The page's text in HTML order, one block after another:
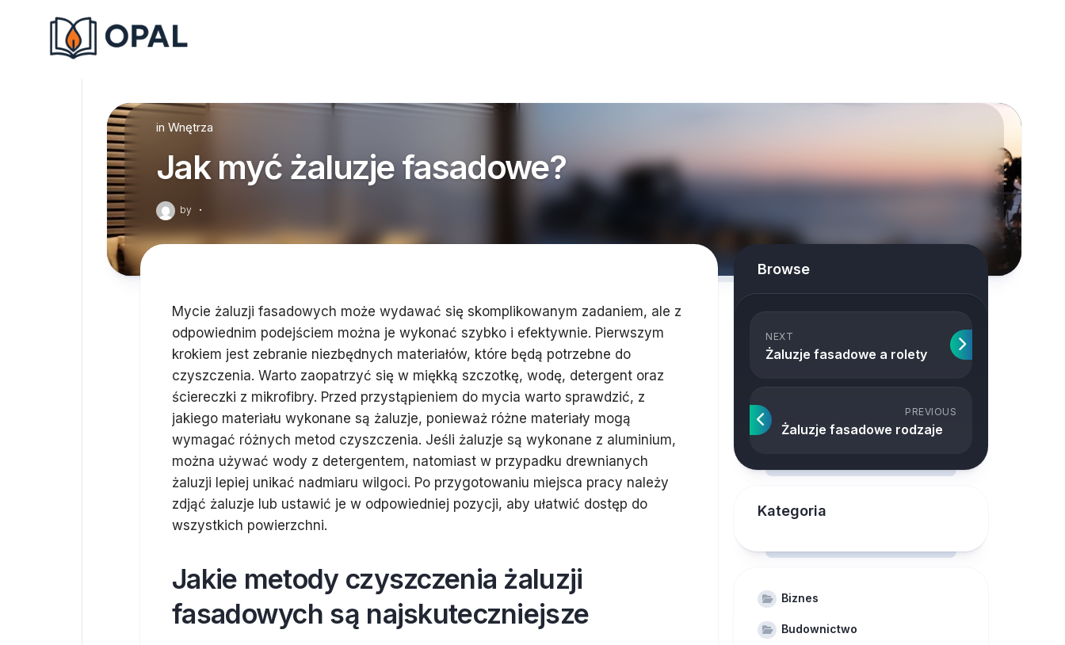
in Wnętrza
Jak myć żaluzje fasadowe?
by ·
Mycie żaluzji fasadowych może wydawać się skomplikowanym zadaniem, ale z
odpowiednim podejściem można je wykonać szybko i efektywnie. Pierwszym
krokiem jest zebranie niezbędnych materiałów, które będą potrzebne do
czyszczenia. Warto zaopatrzyć się w miękką szczotkę, wodę, detergent oraz
ściereczki z mikrofibry. Przed przystąpieniem do mycia warto sprawdzić, z
jakiego materiału wykonane są żaluzje, ponieważ różne materiały mogą
wymagać różnych metod czyszczenia. Jeśli żaluzje są wykonane z aluminium,
można używać wody z detergentem, natomiast w przypadku drewnianych
żaluzji lepiej unikać nadmiaru wilgoci. Po przygotowaniu miejsca pracy należy
zdjąć żaluzje lub ustawić je w odpowiedniej pozycji, aby ułatwić dostęp do
wszystkich powierzchni.
Jakie metody czyszczenia żaluzji
fasadowych są najskuteczniejsze
Browse
NEXT
Żaluzje fasadowe a rolety
PREVIOUS
Żaluzje fasadowe rodzaje
Kategoria
Biznes
Budownictwo